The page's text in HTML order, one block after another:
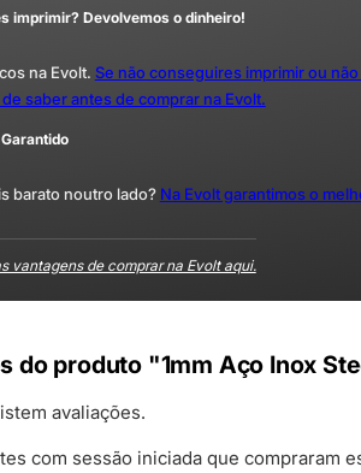
imprimir? Devolvemos o dinheiro!
na Evolt. Se não conseguires imprimir ou
saber antes de comprar na Evolt.
barato noutro lado? Na Evolt garantimos o
vantagens de comprar na Evolt aqui.
do produto "1mm Aço Inox
avaliações.
com sessão iniciada que compraram